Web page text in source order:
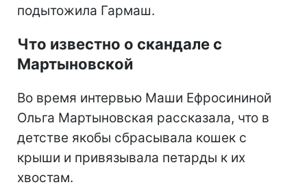
подытожила Гармаш.
Что известно о скандале с
Мартыновской
Во время интервью Маши Ефросининой
Ольга Мартыновская рассказала, что в
детстве якобы сбрасывала кошек с
крыши и привязывала петарды к их
хвостам.